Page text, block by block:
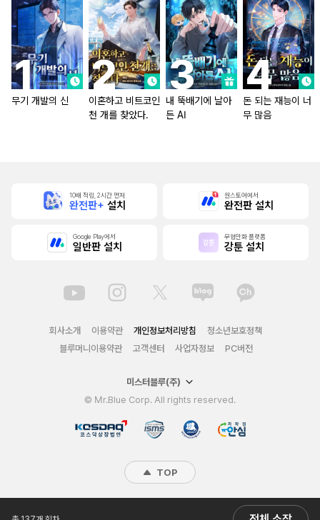
무기 개발의 신
이혼하고 비트코인
천 개를 찾았다.
내 뚝배기에 날아
든 AI
돈 되는 재능이 너
무 많음
10배 적립, 2시간 먼저
완전판+ 설치
원스토어에서
완전판 설치
Google Play에서
일반판 설치
무협만화 플랫폼
강툰 설치
회사소개 이용약관 개인정보처리방침
청소년보호정책
블루머니이용약관
고객센터 사업자정보 PC버전
미스터블루(주)
© Mr.Blue Corp. All rights reserved.
TOP